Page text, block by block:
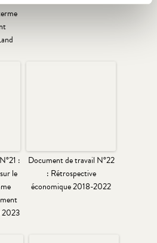
:
le
Document de travail N°22
: Rétrospective
économique 2018-2022